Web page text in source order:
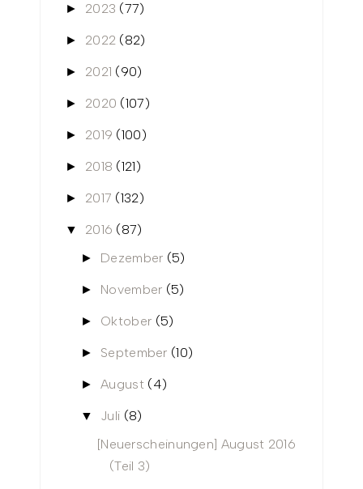
► 2023 (77)
► 2022 (82)
► 2021 (90)
► 2020 (107)
► 2019 (100)
► 2018 (121)
► 2017 (132)
▼ 2016 (87)
► Dezember (5)
► November (5)
► Oktober (5)
► September (10)
►August (4)
▼ Juli (8)
[Neuerscheinungen] August 2016
(Teil 3)